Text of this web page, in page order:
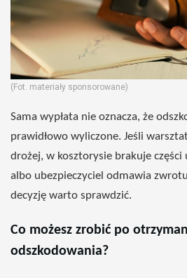
(Fot. materiały sponsorowane)
Sama wypłata nie oznacza, że
prawidłowo wyliczone. Jeśli
drożej, w kosztorysie brakuje części
albo ubezpieczyciel odmawia
decyzję warto sprawdzić.
Co możesz zrobić po
odszkodowania?